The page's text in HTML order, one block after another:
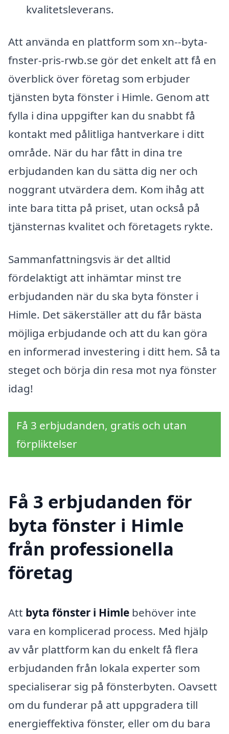
kvalitetsleverans.
Att använda en plattform som xn--byta-
fnster-pris-rwb.se gör det enkelt att få en
överblick över företag som erbjuder
tjänsten byta fönster i Himle. Genom att
fylla i dina uppgifter kan du snabbt få
kontakt med pålitliga hantverkare i ditt
område. När du har fått in dina tre
erbjudanden kan du sätta dig ner och
noggrant utvärdera dem. Kom ihåg att
inte bara titta på priset, utan också på
tjänsternas kvalitet och företagets rykte.
Sammanfattningsvis är det alltid
fördelaktigt att inhämtar minst tre
erbjudanden när du ska byta fönster i
Himle. Det säkerställer att du får bästa
möjliga erbjudande och att du kan göra
en informerad investering i ditt hem. Så ta
steget och börja din resa mot nya fönster
idag!
Få 3 erbjudanden, gratis och utan
förpliktelser
Få 3 erbjudanden för
byta fönster i Himle
från professionella
företag
Att byta fönster i Himle behöver inte
vara en komplicerad process. Med hjälp
av vår plattform kan du enkelt få flera
erbjudanden från lokala experter som
specialiserar sig på fönsterbyten. Oavsett
om du funderar på att uppgradera till
energieffektiva fönster, eller om du bara